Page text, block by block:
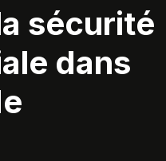
sécurité
dans